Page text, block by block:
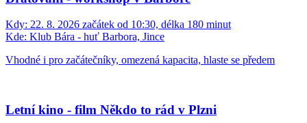
Kdy: 22. 8. 2026 začátek od 10:30, délka 180 minut
Kde: Klub Bára - huť Barbora, Jince
Vhodné i pro začátečníky, omezená kapacita, hlaste se předem
Letní kino - film Někdo to rád v Plzni